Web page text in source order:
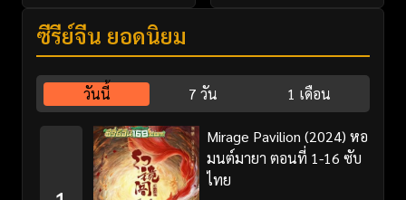
ซีรี่ย์จีน ยอดนิยม
วันนี้ 7 วัน 1 เดือน
Mirage Pavilion (2024) หอ
มนต์มายา ตอนที่ 1-16 ซับ
ไทย